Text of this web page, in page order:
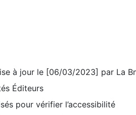
à jour le [06/03/2023] par La
Éditeurs
pour vérifier l’accessibilité